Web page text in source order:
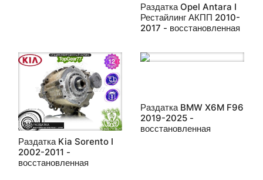
Раздатка Opel Antara I
Рестайлинг АКПП 2010-
2017 - восстановленная
Раздатка Kia Sorento I
2002-2011 -
восстановленная
Раздатка BMW X6M F96
2019-2025 -
восстановленная